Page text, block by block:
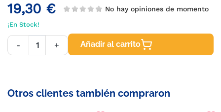
19,30 € No hay opiniones de momento
¡En Stock!
- + Añadir al carrito
Otros clientes también compraron